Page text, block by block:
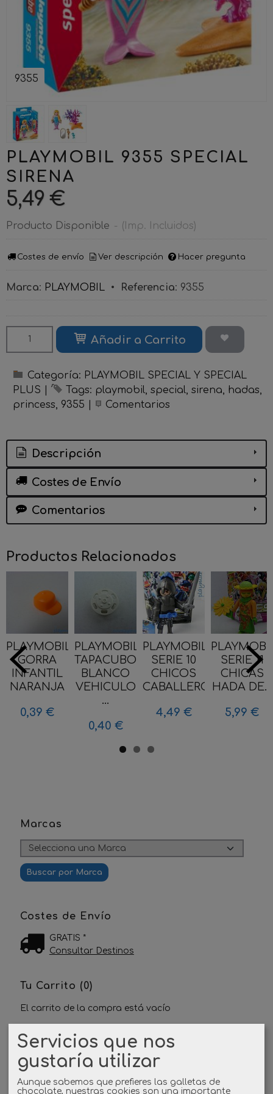
Marcas
Costes de Envío
GRATIS *
Consultar Destinos
Tu Carrito (0)
El carrito de la compra está vacío
Redes Sociales
9355
PLAYMOBIL 9355 SPECIAL
SIRENA
5,49 €
Producto Disponible - (Imp. Incluidos)
Costes de envío Ver descripción Hacer pregunta
Marca: PLAYMOBIL • Referencia: 9355
Añadir a Carrito
Categoría: PLAYMOBIL SPECIAL Y SPECIAL
PLUS
Tags: playmobil special sirena
hadas
princess
9355 Comentarios
Descripción
Costes de Envío
Comentarios
Productos Relacionados
PLAYMOBIL
GORRA
INFANTIL
NARANJA
0,39 €
PLAYMOBIL
TAPACUBOS
BLANCO
VEHICULO
...
0,40 €
PLAYMOBIL
SERIE 10
CHICOS
CABALLERO...
4,49 €
SERIE 11
CHICAS
HADA DE...
5,99 €
Servicios que nos
gustaría utilizar
Aunque sabemos que prefieres las galletas de
chocolate, nuestras cookies son una importante